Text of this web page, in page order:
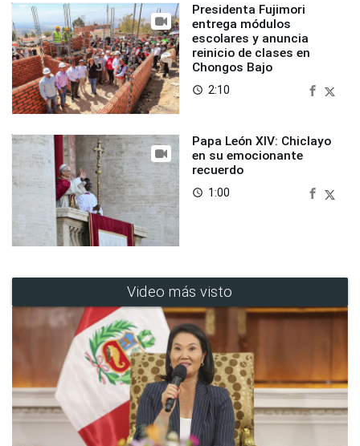
Presidenta Fujimori
entrega módulos
escolares y anuncia
reinicio de clases en
Chongos Bajo
access_time 2:10
Papa León XIV: Chiclayo
en su emocionante
recuerdo
access_time 1:00
Video más visto